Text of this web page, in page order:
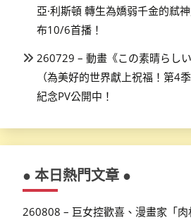
亞·利斯頓 轉生為嬌弱千金的弒
布10/6首播！
260729 – 動畫《この素晴らし
（為美好的世界獻上祝福！第4
紀念PV公開中！
● 本日熱門文章 ●
260808 – 巨女控歡喜、漫畫家「肉